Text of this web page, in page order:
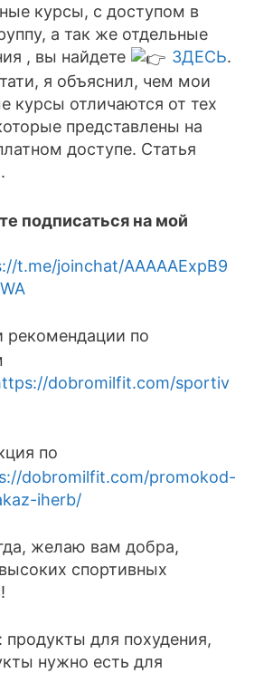
курсы, с доступом в
а так же отдельные
, вы найдете
ЗДЕСЬ.
я объяснил, чем мои
курсы отличаются от тех
представлены на
доступе. Статья
.
подписаться на мой
t.me/joinchat/AAAAAExpB9
рекомендации по
dobromilfit.com/sportiv
по
dobromilfit.com/promokod-
iherb/
желаю вам добра,
спортивных
продукты для похудения,
нужно есть для